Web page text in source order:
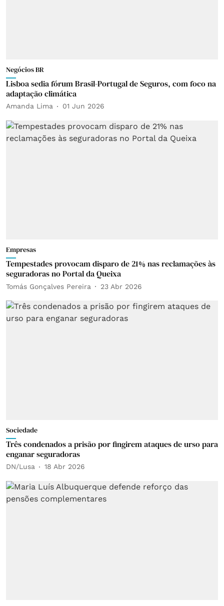
Negócios BR
Lisboa sedia fórum Brasil-Portugal de Seguros, com foco na
adaptação climática
Amanda Lima 01 Jun 2026
Empresas
Tempestades provocam disparo de 21% nas reclamações às
seguradoras no Portal da Queixa
Tomás Gonçalves Pereira 23 Abr 2026
Sociedade
Três condenados a prisão por fingirem ataques de urso para
enganar seguradoras
DN/Lusa 18 Abr 2026